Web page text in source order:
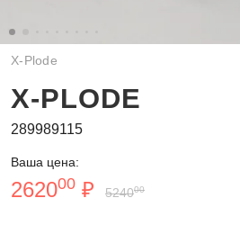
X-Plode
X-PLODE
289989115
Ваша цена:
262000 ₽ 524000